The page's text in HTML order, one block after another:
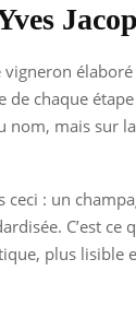
chaque
mais sur
: un
C’est ce
plus lisible